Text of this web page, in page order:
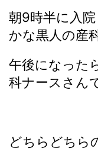
朝9時半に入
かな黒人の産
午後になった
科ナースさん
どちらどちら